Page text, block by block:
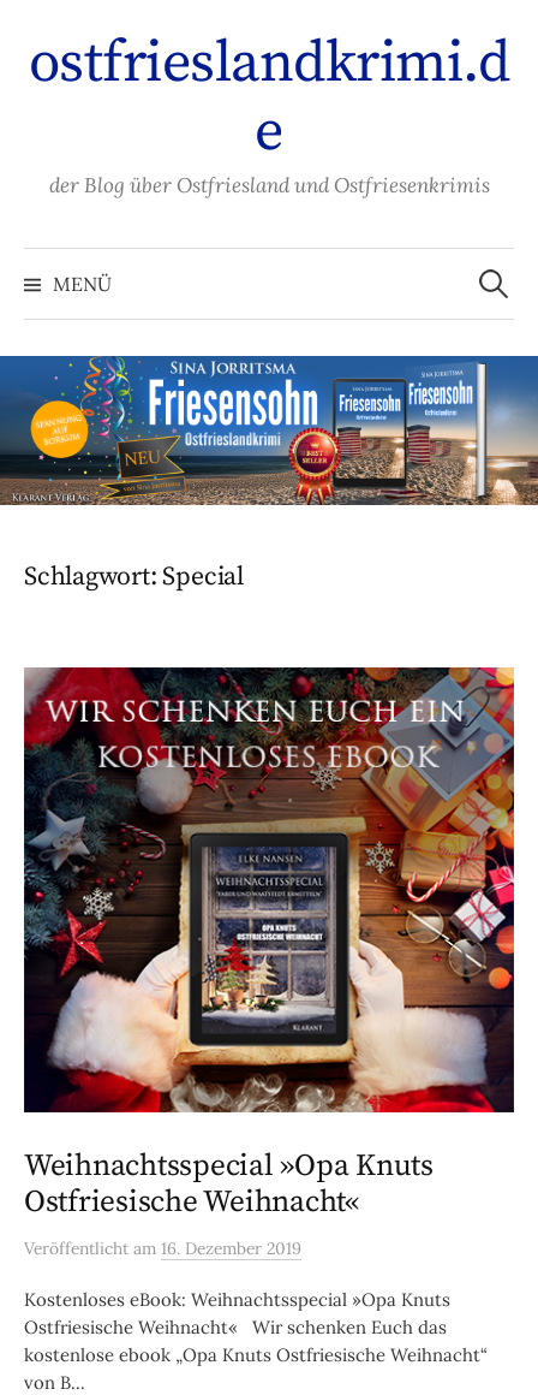
Inhalt
überspringen
ostfrieslandkrimi.d
e
der Blog über Ostfriesland und Ostfriesenkrimis
MENÜ
Suchen
nach:
Schlagwort:Special
Weihnachtsspecial »Opa Knuts
Ostfriesische Weihnacht«
Veröffentlicht am 16. Dezember 2019
Kostenloses eBook: Weihnachtsspecial »Opa Knuts
Ostfriesische Weihnacht« Wir schenken Euch das
kostenlose ebook „Opa Knuts Ostfriesische Weihnacht“
von B...